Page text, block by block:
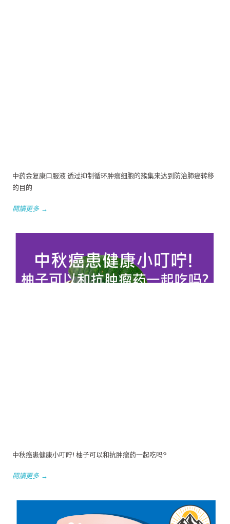
中药金复康口服液 透过抑制循环肿瘤细胞的簇集来达到防治肺癌转移
的目的
閱讀更多 →
中秋癌患健康小叮咛! 柚子可以和抗肿瘤药一起吃吗?
閱讀更多 →